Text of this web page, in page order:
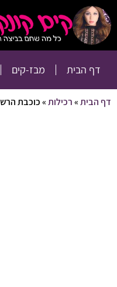
דף הבית מבז-קים
דף הבית»רכילות»כוכבת